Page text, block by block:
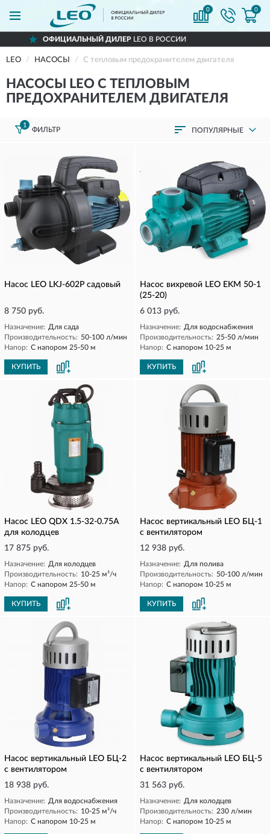
0 0
В РОССИИ ДОСТАВИМ
LEO НАСОСЫ С тепловым предохранителем двигателя
НАСОСЫ LEO С ТЕПЛОВЫМ
ПРЕДОХРАНИТЕЛЕМ ДВИГАТЕЛЯ
1
ФИЛЬТР ПОПУЛЯРНЫЕ
Насос LEO LKJ-602P садовый
8 750 руб.
Назначение: Для сада
Производительность: 50-100 л/мин
Напор: С напором 25-50 м
КУПИТЬ
Насос вихревой LEO EKM 50-1
(25-20)
6 013 руб.
Назначение: Для водоснабжения
Производительность: 25-50 л/мин
Напор: С напором 10-25 м
КУПИТЬ
Насос LEO QDX 1.5-32-0.75А
для колодцев
17 875 руб.
Назначение: Для колодцев
Производительность: 10-25 м³/ч
Напор: С напором 25-50 м
КУПИТЬ
Насос вертикальный LEO БЦ-1
с вентилятором
12 938 руб.
Назначение: Для полива
Производительность: 50-100 л/мин
Напор: С напором 10-25 м
КУПИТЬ
Насос вертикальный LEO БЦ-2
с вентилятором
18 938 руб.
Назначение: Для водоснабжения
Производительность: 10-25 м³/ч
Напор: С напором 10-25 м
Насос вертикальный LEO БЦ-5
с вентилятором
31 563 руб.
Назначение: Для колодцев
Производительность: 230 л/мин
Напор: С напором 10-25 м